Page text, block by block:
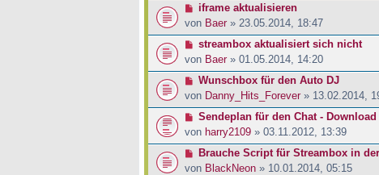
iframe aktualisieren
von Baer » 23.05.2014, 18:47
streambox aktualisiert sich nicht
von Baer» 01.05.2014, 14:20
Wunschbox für den Auto DJ
von Danny_Hits_Forever » 13.02.2014,
Sendeplan für den Chat - Download
von harry2109 » 03.11.2012, 13:39
Brauche Script für Streambox in
von BlackNeon » 10.01.2014, 05:15